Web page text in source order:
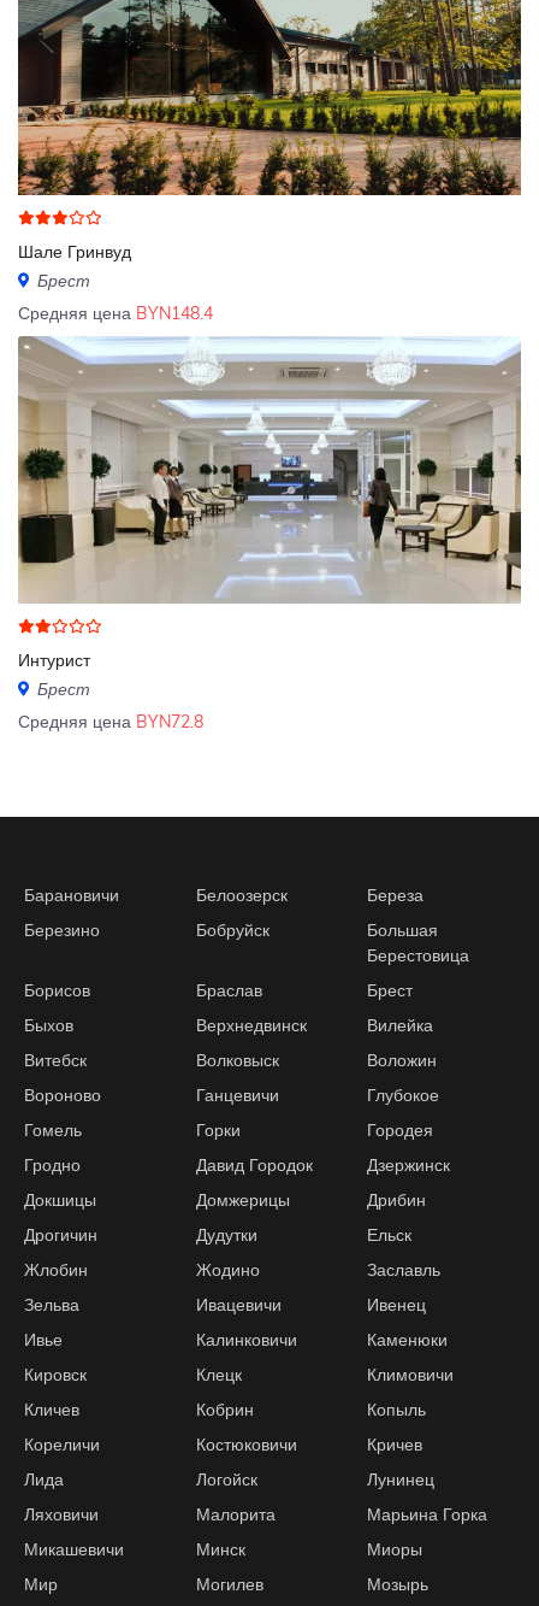
Шале Гринвуд
Брест
Средняя цена BYN148.4
Интурист
Брест
Средняя цена BYN72.8
Барановичи Белоозерск
Береза
Березино
Бобруйск
Большая
Берестовица
Борисов
Браслав
Брест
Быхов
Верхнедвинск
Вилейка
Витебск
Волковыск
Воложин
Вороново
Ганцевичи
Глубокое
Гомель
Горки
Городея
Гродно
Давид Городок
Дзержинск
Докшицы
Домжерицы
Дрибин
Дрогичин
Дудутки
Ельск
Жлобин
Жодино
Заславль
Зельва
Ивацевичи
Ивенец
Ивье
Калинковичи
Каменюки
Кировск
Клецк
Климовичи
Кличев
Кобрин
Копыль
Кореличи
Костюковичи
Кричев
Лида
Логойск
Лунинец
Ляховичи
Малорита
Марьина Горка
Микашевичи
Минск
Миоры
Мир
Могилев
Мозырь